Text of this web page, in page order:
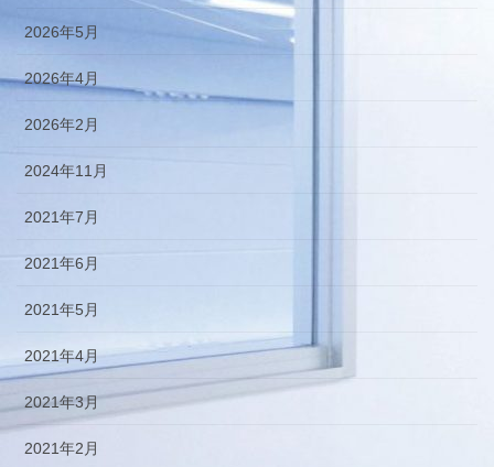
2026年5月
2026年4月
2026年2月
2024年11月
2021年7月
2021年6月
2021年5月
2021年4月
2021年3月
2021年2月